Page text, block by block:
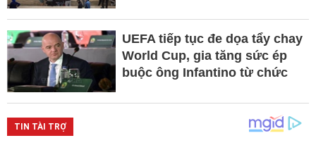
UEFA tiếp tục đe dọa tẩy chay
World Cup, gia tăng sức ép
buộc ông Infantino từ chức